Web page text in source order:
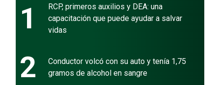
1
RCP, primeros auxilios y DEA: una
capacitación que puede ayudar a salvar
vidas
2
Conductor volcó con su auto y tenía 1,75
gramos de alcohol en sangre